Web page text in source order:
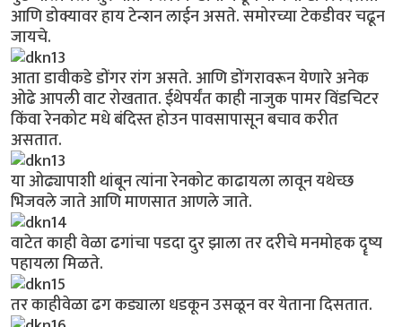
आणि डोक्यावर हाय टेन्शन लाईन असते. समोरच्या टेकडीवर चढून
जायचे.
आता डावीकडे डोंगर रांग असते. आणि डोंगरावरून येणारे अनेक
ओढे आपली वाट रोखतात. ईथेपर्यंत काही नाजुक पामर विंडचिटर
किंवा रेनकोट मधे बंदिस्त होउन पावसापासून बचाव करीत
असतात.
या ओढ्यापाशी थांबून त्यांना रेनकोट काढायला लावून यथेच्छ
भिजवले जाते आणि माणसात आणले जाते.
वाटेत काही वेळा ढगांचा पडदा दुर झाला तर दरीचे मनमोहक दॄष्य
पहायला मिळते.
तर काहीवेळा ढग कड्याला धडकून उसळून वर येताना दिसतात.